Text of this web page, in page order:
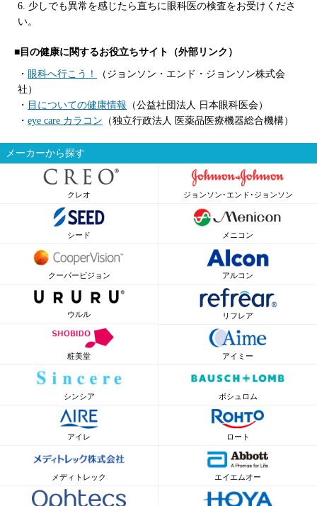
6. 少しでも異常を感じたら直ちに眼科医の検査をお受けくださ
い。
■目の健康に関するお役立ちサイト（外部リンク）
・ 眼科へ行こう！
（ジョンソン・エンド・ジョンソン株式会
社）
・ 目についての健康情報 （公益社団法人 日本眼科医会）
・ eye care カラコン （独立行政法人 医薬品医療機器総合機構）
メーカーから探す
クレオ ジョンソン･エンド･ジョンソン
シード メニコン
クーパービジョン アルコン
ウルル リフレア
粧美堂 アイミー
シンシア ボシュロム
アイレ ロート
メディトレック エイエムオー